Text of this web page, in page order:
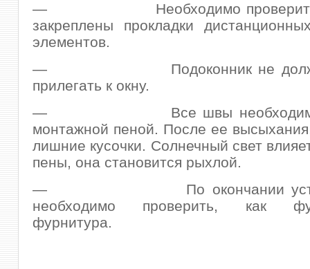
— Необходимо проверить,
закреплены прокладки
элементов.
— Подоконник не должен
прилегать к окну.
— Все швы необходимо
монтажной пеной. После ее
лишние кусочки. Солнечный свет
пены, она становится рыхлой.
— По окончании
необходимо проверить, как
фурнитура.